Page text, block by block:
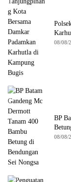
08/08/
BP
08/08/